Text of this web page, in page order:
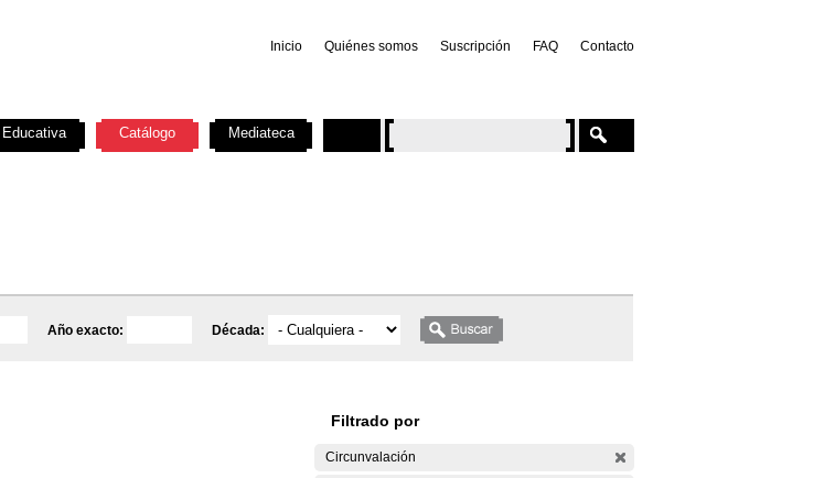
Inicio Quiénes somos Suscripción FAQ Contacto
Año exacto: Década:
Filtrado por
Circunvalación
Educativa Catálogo Mediateca